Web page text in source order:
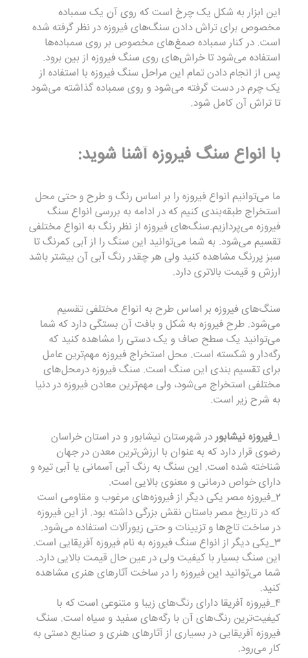
این ابزار به شکل یک چرخ است که روی آن یک سمباده
مخصوص برای تراش دادن سنگ‌های فیروزه در نظر گرفته شده
است. در کنار سمباده صمغ‌های مخصوص بر روی سمباده‌ها
استفاده می‌شود تا خراش‌های روی سنگ فیروزه از بین برود.
پس از انجام دادن تمام این مراحل سنگ فیروزه با استفاده از
یک چرم در دست گرفته می‌شود و روی سمباده گذاشته می‌شود
تا تراش آن کامل شود.
با انواع سنگ فیروزه آشنا شوید:
ما می‌توانیم انواع فیروزه را بر اساس رنگ و طرح و حتی محل
استخراج طبقه‌بندی کنیم که در ادامه به بررسی انواع سنگ
فیروزه می‌پردازیم.سنگ‌های فیروزه از نظر رنگ به انواع مختلفی
تقسیم می‌شود. به شما می‌توانید این سنگ را از آبی کمرنگ تا
سبز پررنگ مشاهده کنید ولی هر چقدر رنگ آبی آن بیشتر باشد
ارزش و قیمت بالاتری دارد.
سنگ‌های فیروزه بر اساس طرح به انواع مختلفی تقسیم
می‌شود. طرح فیروزه به شکل و بافت آن بستگی دارد که شما
می‌توانید یک سطح صاف و یک دستی را مشاهده کنید که
رگه‌دار و شکسته است. محل استخراج فیروزه مهم‌ترین عامل
برای تقسیم بندی این سنگ است. سنگ فیروزه درمحل‌های
مختلفی استخراج می‌شود، ولی مهم‌ترین معادن فیروزه در دنیا
به شرح زیر است.
۱_ فیروزه نیشابوردر شهرستان نیشابور و در استان خراسان
رضوی قرار دارد که به عنوان با ارزش‌ترین معدن در جهان
شناخته شده است. این سنگ به رنگ آبی آسمانی یا آبی تیره و
دارای خواص درمانی و معنوی بالایی است.
۲_فیروزه مصر یکی دیگر از فیروزه‌های مرغوب و مقاومی است
که در تاریخ مصر باستان نقش بزرگی داشته بود. از این فیروزه
در ساخت تاج‌ها و تزیینات و حتی زیورآلات استفاده می‌شود.
۳_یکی دیگر از انواع سنگ فیروزه به نام فیروزه‌ آفریقایی است.
این سنگ بسیار با کیفیت ولی در عین حال قیمت بالایی دارد.
شما می‌توانید این فیروزه را در ساخت آثارهای هنری مشاهده
کنید.
۴_فیروزه آفریقا دارای رنگ‌های زیبا و متنوعی است که با
کیفیت‌ترین رنگ‌های آن با رگه‌های سفید و سیاه است. سنگ
فیروزه آفریقایی در بسیاری از آثارهای هنری و صنایع دستی به
کار می‌رود.